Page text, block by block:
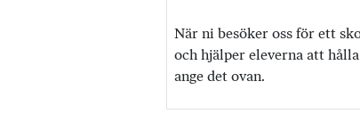
När ni besöker oss för ett
och hjälper eleverna att
ange det ovan.